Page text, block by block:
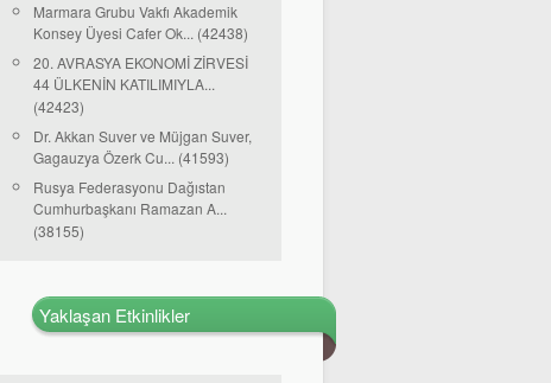
Marmara Grubu Vakfı Akademik
Konsey Üyesi Cafer Ok... (42438)
20. AVRASYA EKONOMİ ZİRVESİ
44 ÜLKENİN KATILIMIYLA...
(42423)
Dr. Akkan Suver ve Müjgan Suver,
Gagauzya Özerk Cu... (41593)
Rusya Federasyonu Dağıstan
Cumhurbaşkanı Ramazan A...
(38155)
Yaklaşan Etkinlikler